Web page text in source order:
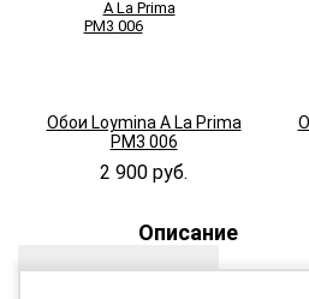
Обои Loymina A La Prima
PM3 006
2 900 руб.
Описание